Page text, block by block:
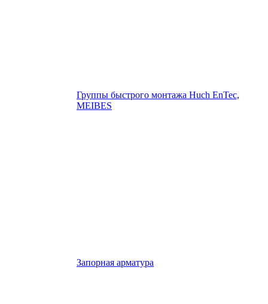
Группы быстрого монтажа Huch EnTec,
MEIBES
Запорная арматура